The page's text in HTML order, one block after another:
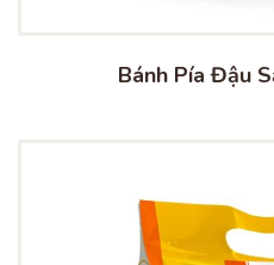
Bánh Pía Đậu